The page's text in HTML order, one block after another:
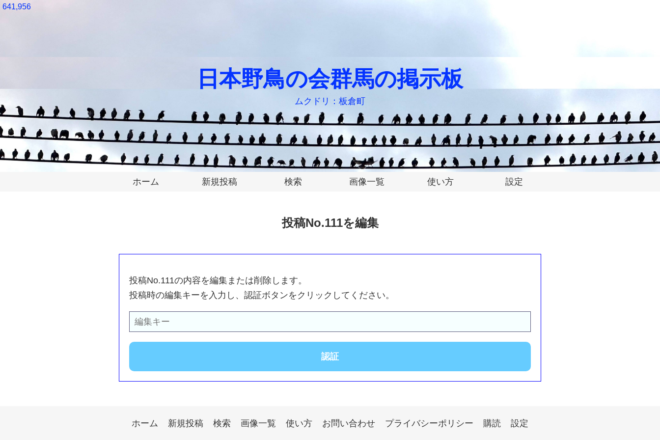
日本野鳥の会群馬の掲示板
ムクドリ：板倉町
ホーム 新規投稿 検索 画像一覧 使い方 設定
641,956
投稿No.111を編集
投稿No.111の内容を編集または削除します。
投稿時の編集キーを入力し、認証ボタンをクリックしてください。
ホーム 新規投稿 検索 画像一覧 使い方 お問い合わせ プライバシーポリシー 購読 設定